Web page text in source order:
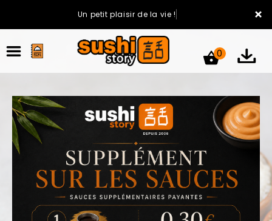
×
Un petit plaisir de la vie !
ACCUEIL
LA CARTE
0